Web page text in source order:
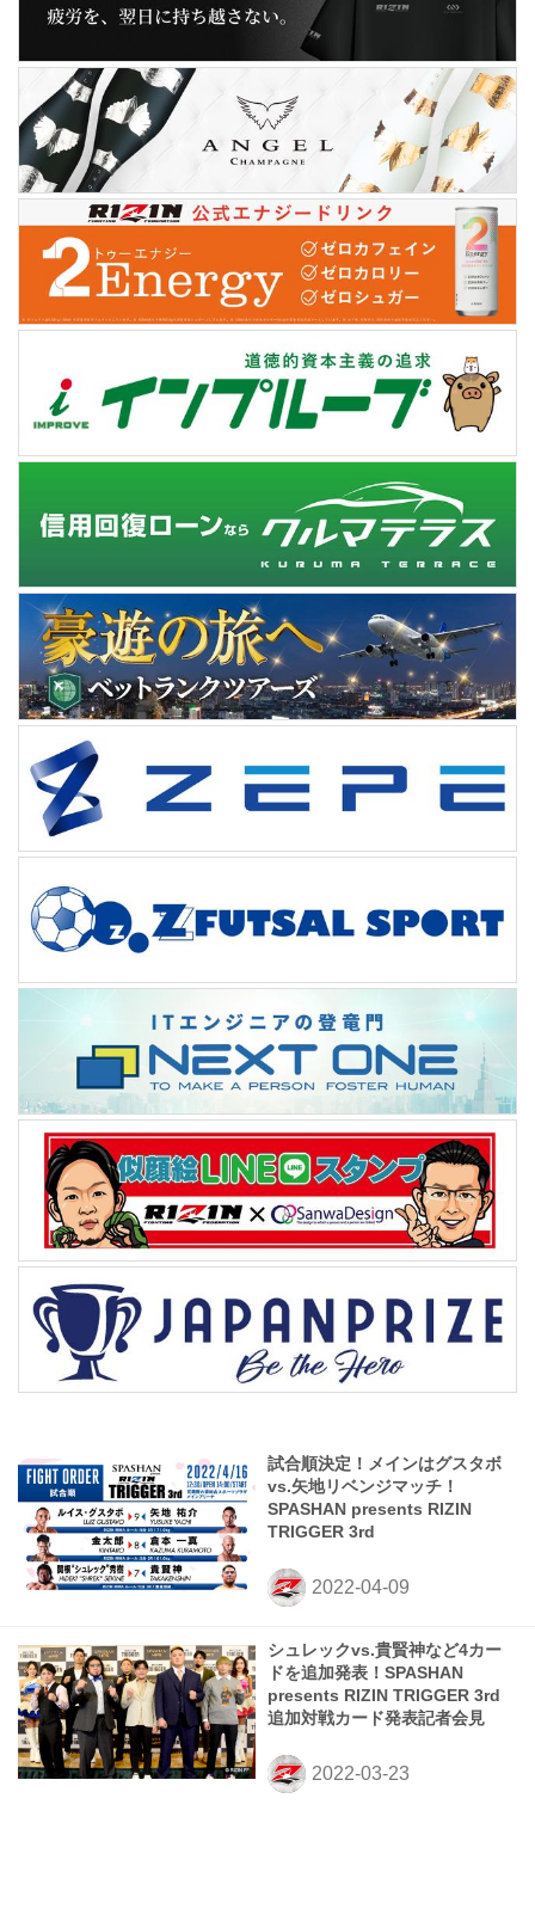
試合順決定！メインはグスタボ
vs.矢地リベンジマッチ！
SPASHAN presents RIZIN
TRIGGER 3rd
シュレックvs.貴賢神など4カー
ドを追加発表！SPASHAN
presents RIZIN TRIGGER 3rd
追加対戦カード発表記者会見